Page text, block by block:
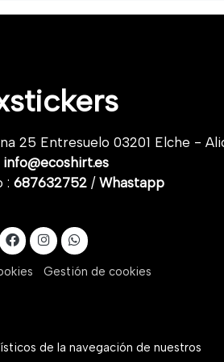
25 Entresuelo 03201 Elche -
info@ecoshirt.es
: 687632752/ Whastapp
Gestión de cookies
de la navegación de nuestros